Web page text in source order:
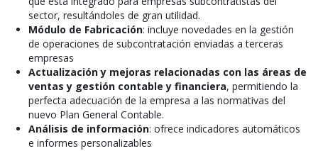
sector, resultándoles de gran utilidad.
Módulo de Fabricación: incluye novedades en la gestión
de operaciones de subcontratación enviadas a terceras
empresas
Actualización y mejoras relacionadas con las áreas de
ventas y gestión contable y financiera, permitiendo la
perfecta adecuación de la empresa a las normativas del
nuevo Plan General Contable.
Análisis de información: ofrece indicadores automáticos
e informes personalizables